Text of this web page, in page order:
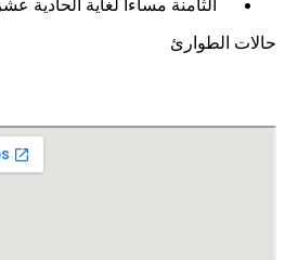
الثامنة مساءاً لغاية الحادية
حالات الطوارئ